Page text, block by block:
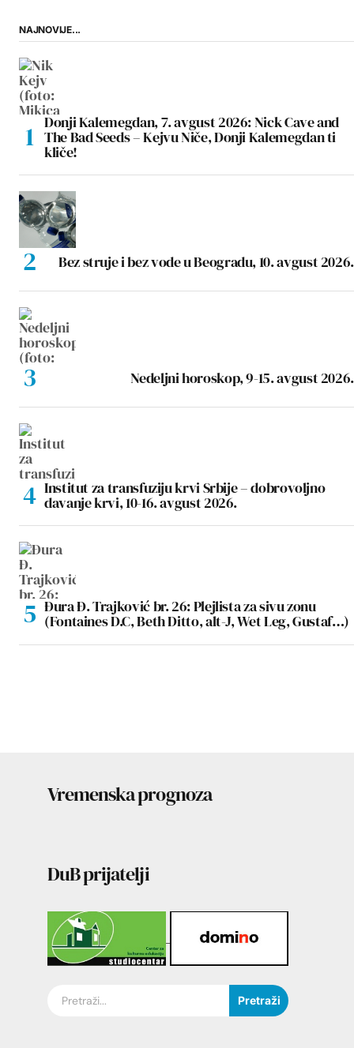
NAJNOVIJE...
Donji Kalemegdan, 7. avgust 2026: Nick Cave and
The Bad Seeds – Kejvu Niče, Donji Kalemegdan ti
kliče!
Bez struje i bez vode u Beogradu, 10. avgust 2026.
Nedeljni horoskop, 9-15. avgust 2026.
Institut za transfuziju krvi Srbije – dobrovoljno
davanje krvi, 10-16. avgust 2026.
Đura Đ. Trajković br. 26: Plejlista za sivu zonu
(Fontaines D.C, Beth Ditto, alt-J, Wet Leg, Gustaf…)
Vremenska prognoza
DuB prijatelji
Pretraži